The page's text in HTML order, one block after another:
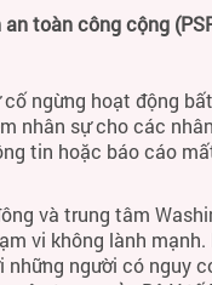
toàn công cộng
ngừng hoạt động
nhân sự cho các
tin hoặc báo cáo
và trung tâm
vi không lành
những người có nguy